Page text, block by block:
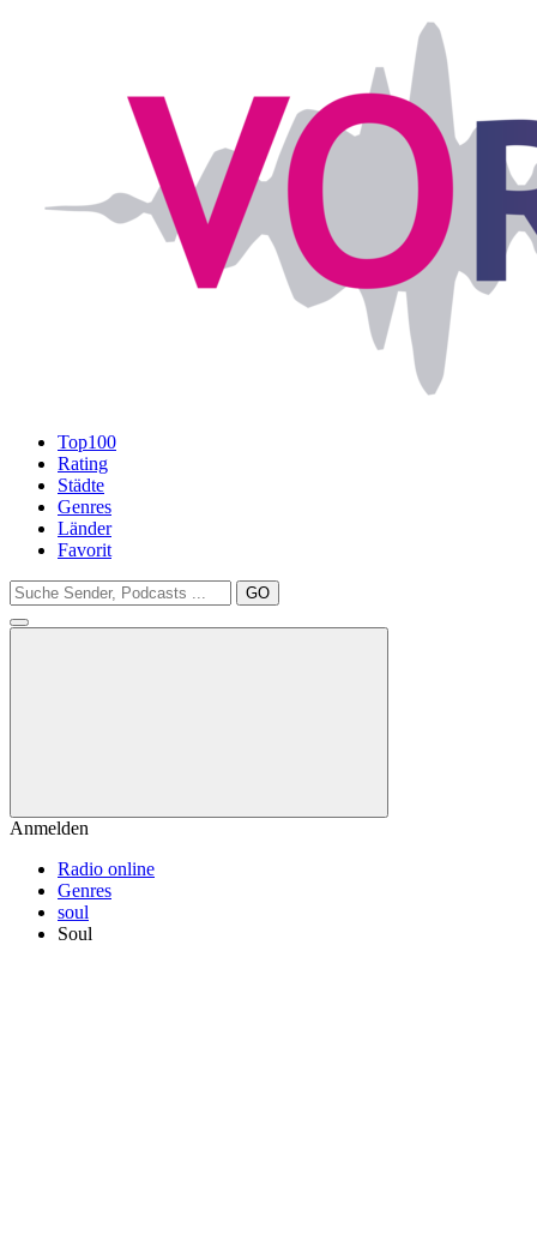
Top100
Rating
Städte
Genres
Länder
Favorit
GO
Anmelden
Radio online
Genres
soul
Soul